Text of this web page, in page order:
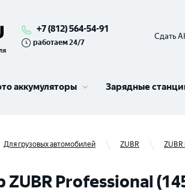
+7 (812) 564-54-91
работаем 24/7
Сдать
аккумуляторы Зарядные
Для грузовых автомобилей ZUBR ZUBR
Professional